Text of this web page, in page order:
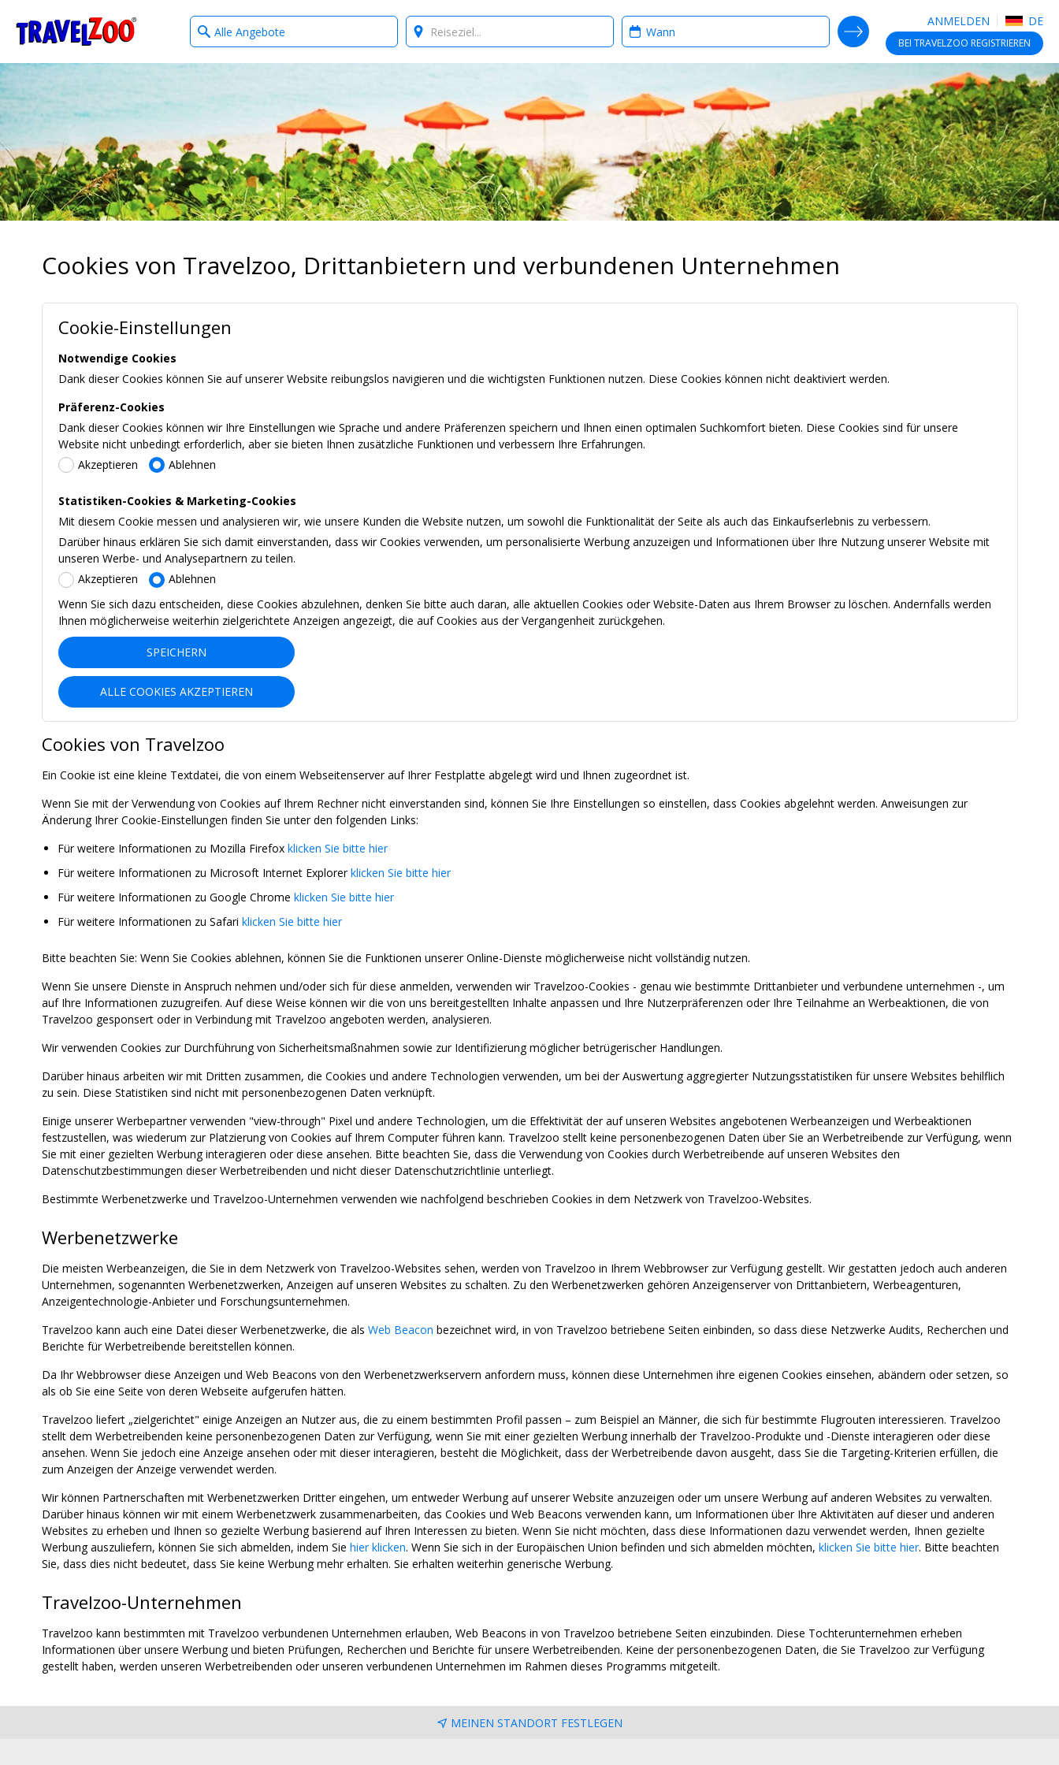
Travelzoo ANMELDEN DE
BEI TRAVELZOO REGISTRIEREN
What
type
Where? When?
SEARCH DEALS
Cookies von Travelzoo, Drittanbietern und verbundenen Unternehmen
Cookie-Einstellungen
Notwendige Cookies
Dank dieser Cookies können Sie auf unserer Website reibungslos navigieren und die wichtigsten Funktionen nutzen. Diese Cookies können nicht deaktiviert werden.
Präferenz-Cookies
Dank dieser Cookies können wir Ihre Einstellungen wie Sprache und andere Präferenzen speichern und Ihnen einen optimalen Suchkomfort bieten. Diese Cookies sind für unsere
Website nicht unbedingt erforderlich, aber sie bieten Ihnen zusätzliche Funktionen und verbessern Ihre Erfahrungen.
Akzeptieren
Ablehnen
Statistiken-Cookies & Marketing-Cookies
Mit diesem Cookie messen und analysieren wir, wie unsere Kunden die Website nutzen, um sowohl die Funktionalität der Seite als auch das Einkaufserlebnis zu verbessern.
Darüber hinaus erklären Sie sich damit einverstanden, dass wir Cookies verwenden, um personalisierte Werbung anzuzeigen und Informationen über Ihre Nutzung unserer Website mit
unseren Werbe- und Analysepartnern zu teilen.
Akzeptieren
Ablehnen
Wenn Sie sich dazu entscheiden, diese Cookies abzulehnen, denken Sie bitte auch daran, alle aktuellen Cookies oder Website-Daten aus Ihrem Browser zu löschen. Andernfalls werden
Ihnen möglicherweise weiterhin zielgerichtete Anzeigen angezeigt, die auf Cookies aus der Vergangenheit zurückgehen.
SPEICHERN
ALLE COOKIES AKZEPTIEREN
Cookies von Travelzoo
Ein Cookie ist eine kleine Textdatei, die von einem Webseitenserver auf Ihrer Festplatte abgelegt wird und Ihnen zugeordnet ist.
Wenn Sie mit der Verwendung von Cookies auf Ihrem Rechner nicht einverstanden sind, können Sie Ihre Einstellungen so einstellen, dass Cookies abgelehnt werden. Anweisungen zur
Änderung Ihrer Cookie-Einstellungen finden Sie unter den folgenden Links:
Für weitere Informationen zu Mozilla Firefox klicken Sie bitte hier
Für weitere Informationen zu Microsoft Internet Explorerklicken Sie bitte hier
Für weitere Informationen zu Google Chrome klicken Sie bitte hier
Für weitere Informationen zu Safari klicken Sie bitte hier
Bitte beachten Sie: Wenn Sie Cookies ablehnen, können Sie die Funktionen unserer Online-Dienste möglicherweise nicht vollständig nutzen.
Wenn Sie unsere Dienste in Anspruch nehmen und/oder sich für diese anmelden, verwenden wir Travelzoo-Cookies - genau wie bestimmte Drittanbieter und verbundene unternehmen -, um
auf Ihre Informationen zuzugreifen. Auf diese Weise können wir die von uns bereitgestellten Inhalte anpassen und Ihre Nutzerpräferenzen oder Ihre Teilnahme an Werbeaktionen, die von
Travelzoo gesponsert oder in Verbindung mit Travelzoo angeboten werden, analysieren.
Wir verwenden Cookies zur Durchführung von Sicherheitsmaßnahmen sowie zur Identifizierung möglicher betrügerischer Handlungen.
Darüber hinaus arbeiten wir mit Dritten zusammen, die Cookies und andere Technologien verwenden, um bei der Auswertung aggregierter Nutzungsstatistiken für unsere Websites behilflich
zu sein. Diese Statistiken sind nicht mit personenbezogenen Daten verknüpft.
Einige unserer Werbepartner verwenden "view-through" Pixel und andere Technologien, um die Effektivität der auf unseren Websites angebotenen Werbeanzeigen und Werbeaktionen
festzustellen, was wiederum zur Platzierung von Cookies auf Ihrem Computer führen kann. Travelzoo stellt keine personenbezogenen Daten über Sie an Werbetreibende zur Verfügung, wenn
Sie mit einer gezielten Werbung interagieren oder diese ansehen. Bitte beachten Sie, dass die Verwendung von Cookies durch Werbetreibende auf unseren Websites den
Datenschutzbestimmungen dieser Werbetreibenden und nicht dieser Datenschutzrichtlinie unterliegt.
Bestimmte Werbenetzwerke und Travelzoo-Unternehmen verwenden wie nachfolgend beschrieben Cookies in dem Netzwerk von Travelzoo-Websites.
Werbenetzwerke
Die meisten Werbeanzeigen, die Sie in dem Netzwerk von Travelzoo-Websites sehen, werden von Travelzoo in Ihrem Webbrowser zur Verfügung gestellt. Wir gestatten jedoch auch anderen
Unternehmen, sogenannten Werbenetzwerken, Anzeigen auf unseren Websites zu schalten. Zu den Werbenetzwerken gehören Anzeigenserver von Drittanbietern, Werbeagenturen,
Anzeigentechnologie-Anbieter und Forschungsunternehmen.
Travelzoo kann auch eine Datei dieser Werbenetzwerke, die als Web Beacon bezeichnet wird, in von Travelzoo betriebene Seiten einbinden, so dass diese Netzwerke Audits, Recherchen und
Berichte für Werbetreibende bereitstellen können.
Da Ihr Webbrowser diese Anzeigen und Web Beacons von den Werbenetzwerkservern anfordern muss, können diese Unternehmen ihre eigenen Cookies einsehen, abändern oder setzen, so
als ob Sie eine Seite von deren Webseite aufgerufen hätten.
Travelzoo liefert „zielgerichtet" einige Anzeigen an Nutzer aus, die zu einem bestimmten Profil passen – zum Beispiel an Männer, die sich für bestimmte Flugrouten interessieren. Travelzoo
stellt dem Werbetreibenden keine personenbezogenen Daten zur Verfügung, wenn Sie mit einer gezielten Werbung innerhalb der Travelzoo-Produkte und -Dienste interagieren oder diese
ansehen. Wenn Sie jedoch eine Anzeige ansehen oder mit dieser interagieren, besteht die Möglichkeit, dass der Werbetreibende davon ausgeht, dass Sie die Targeting-Kriterien erfüllen, die
zum Anzeigen der Anzeige verwendet werden.
Wir können Partnerschaften mit Werbenetzwerken Dritter eingehen, um entweder Werbung auf unserer Website anzuzeigen oder um unsere Werbung auf anderen Websites zu verwalten.
Darüber hinaus können wir mit einem Werbenetzwerk zusammenarbeiten, das Cookies und Web Beacons verwenden kann, um Informationen über Ihre Aktivitäten auf dieser und anderen
Websites zu erheben und Ihnen so gezielte Werbung basierend auf Ihren Interessen zu bieten. Wenn Sie nicht möchten, dass diese Informationen dazu verwendet werden, Ihnen gezielte
Werbung auszuliefern, können Sie sich abmelden, indem Sie hier klicken. Wenn Sie sich in der Europäischen Union befinden und sich abmelden möchten, klicken Sie bitte hier. Bitte beachten
Sie, dass dies nicht bedeutet, dass Sie keine Werbung mehr erhalten. Sie erhalten weiterhin generische Werbung.
Travelzoo-Unternehmen
Travelzoo kann bestimmten mit Travelzoo verbundenen Unternehmen erlauben, Web Beacons in von Travelzoo betriebene Seiten einzubinden. Diese Tochterunternehmen erheben
Informationen über unsere Werbung und bieten Prüfungen, Recherchen und Berichte für unsere Werbetreibenden. Keine der personenbezogenen Daten, die Sie Travelzoo zur Verfügung
gestellt haben, werden unseren Werbetreibenden oder unseren verbundenen Unternehmen im Rahmen dieses Programms mitgeteilt.
MEINEN STANDORT FESTLEGEN